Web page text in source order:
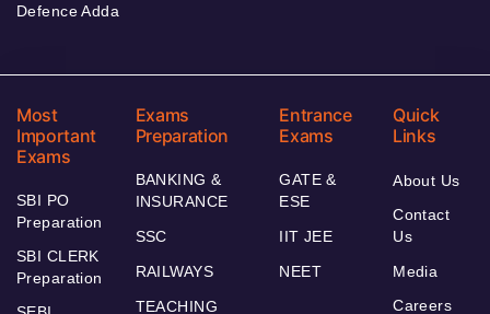
Defence Adda
Most
Important
Exams
SBI PO
Preparation
SBI CLERK
Preparation
Exams
Preparation
BANKING &
INSURANCE
SSC
RAILWAYS
TEACHING
Entrance
Exams
GATE &
ESE
IIT JEE
NEET
Quick
Links
About Us
Contact
Us
Media
Careers